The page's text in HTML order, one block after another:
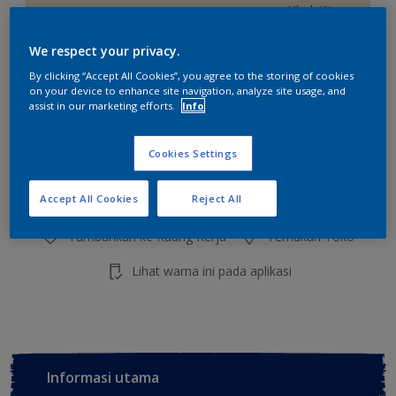
Ubah Warna
Ukuran
2.5 L 20 L
Kalkulator cat
Hitung
Tambahkan ke Ruang Kerja Temukan Toko
Lihat warna ini pada aplikasi
Informasi utama
We respect your privacy.
By clicking “Accept All Cookies”, you agree to the storing of cookies
on your device to enhance site navigation, analyze site usage, and
assist in our marketing efforts.
Info
Cookies Settings
Reject All
Accept All Cookies